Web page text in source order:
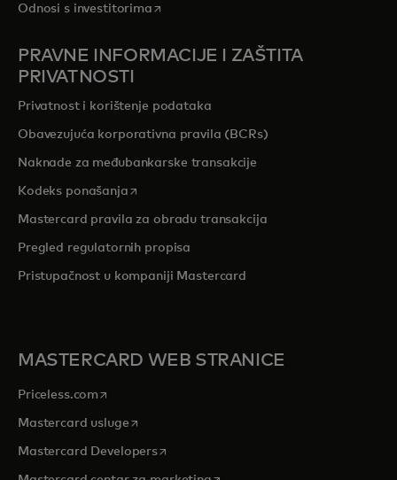
Odnosi s investitorimaopens in a new tab
PRAVNE INFORMACIJE I ZAŠTITA
PRIVATNOSTI
Privatnost i korištenje podataka
Obavezujuća korporativna pravila (BCRs)
Naknade za međubankarske transakcije
Kodeks ponašanjaopens in a new tab
Mastercard pravila za obradu transakcija
Pregled regulatornih propisa
Pristupačnost u kompaniji Mastercard
MASTERCARD WEB STRANICE
Priceless.com opens in a new tab
Mastercard uslugeopens in a new tab
Mastercard Developersopens in a new tab